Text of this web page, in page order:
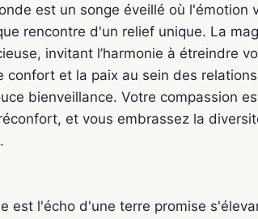
est un songe éveillé où l'émotion
rencontre d'un relief unique. La
invitant l’harmonie à étreindre
confort et la paix au sein des
bienveillance. Votre compassion
et vous embrassez la
est l'écho d'une terre promise